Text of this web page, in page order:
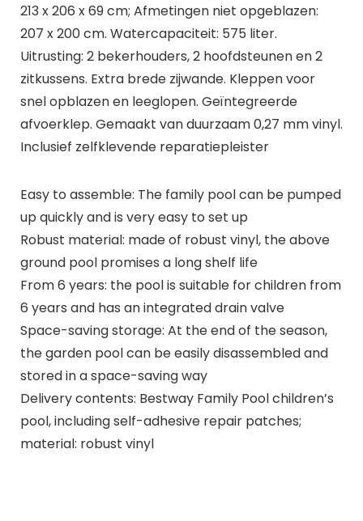
213 x 206 x 69 cm; Afmetingen niet opgeblazen:
207 x 200 cm. Watercapaciteit: 575 liter.
Uitrusting: 2 bekerhouders, 2 hoofdsteunen en 2
zitkussens. Extra brede zijwande. Kleppen voor
snel opblazen en leeglopen. Geïntegreerde
afvoerklep. Gemaakt van duurzaam 0,27 mm vinyl.
Inclusief zelfklevende reparatiepleister
Easy to assemble: The family pool can be pumped
up quickly and is very easy to set up
Robust material: made of robust vinyl, the above
ground pool promises a long shelf life
From 6 years: the pool is suitable for children from
6 years and has an integrated drain valve
Space-saving storage: At the end of the season,
the garden pool can be easily disassembled and
stored in a space-saving way
Delivery contents: Bestway Family Pool children’s
pool, including self-adhesive repair patches;
material: robust vinyl